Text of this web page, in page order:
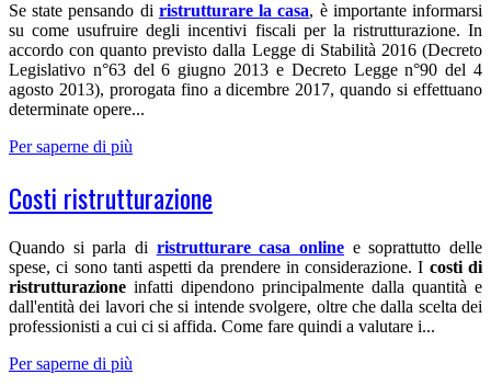
Se state pensando di ristrutturare la casa, è importante informarsi
su come usufruire degli incentivi fiscali per la ristrutturazione. In
accordo con quanto previsto dalla Legge di Stabilità 2016 (Decreto
Legislativo n°63 del 6 giugno 2013 e Decreto Legge n°90 del 4
agosto 2013), prorogata fino a dicembre 2017, quando si effettuano
determinate opere...
Per saperne di più
Costi ristrutturazione
Quando si parla di ristrutturare casa online e soprattutto delle
spese, ci sono tanti aspetti da prendere in considerazione. I costi di
ristrutturazione infatti dipendono principalmente dalla quantità e
dall'entità dei lavori che si intende svolgere, oltre che dalla scelta dei
professionisti a cui ci si affida. Come fare quindi a valutare i...
Per saperne di più